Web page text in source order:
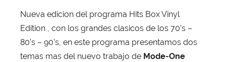
r
X
a
v
Nueva edicion del programa Hits Box Vinyl
Edition , con los grandes clasicos de los 70’s –
80’s – 90’s, en este programa presentamos dos
temas mas del nuevo trabajo de Mode-One